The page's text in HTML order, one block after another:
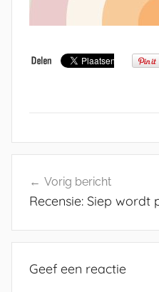
navigatie
Vorig bericht
Recensie: Siep wordt
Geef een reactie